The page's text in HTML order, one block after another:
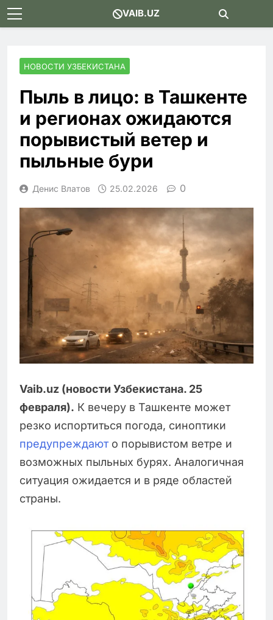
Skip
to
VAIB.UZ
НОВОСТИ УЗБЕКИСТАНА
Пыль в лицо: в Ташкенте
и регионах ожидаются
порывистый ветер и
пыльные бури
Денис Влатов 25.02.2026 0
Vaib.uz (новости Узбекистана. 25
февраля). К вечеру в Ташкенте может
резко испортиться погода, синоптики
предупреждаюто порывистом ветре и
возможных пыльных бурях. Аналогичная
ситуация ожидается и в ряде областей
страны.